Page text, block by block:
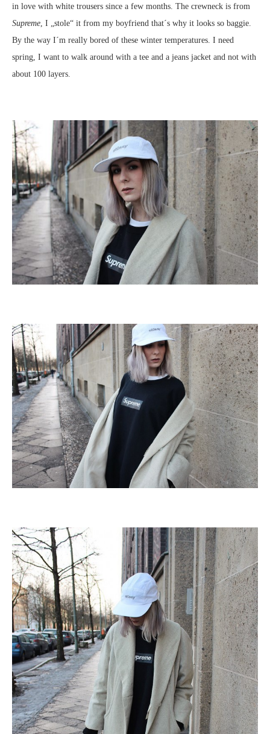
in love with white trousers since a few months. The crewneck is from
Supreme, I „stole“ it from my boyfriend that´s why it looks so baggie.
By the way I´m really bored of these winter temperatures. I need
spring, I want to walk around with a tee and a jeans jacket and not with
about 100 layers.